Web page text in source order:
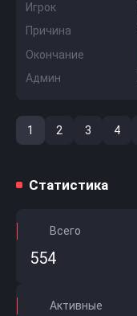
Игрок
Причина
Окончание
Админ
1 2 3 4
Статистика
Всего
554
Активные